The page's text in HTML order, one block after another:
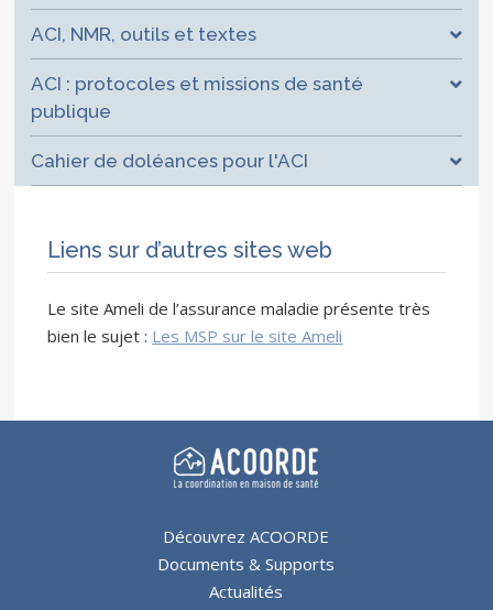
ACI, NMR, outils et textes
ACI : protocoles et missions de santé
publique
Cahier de doléances pour l'ACI
Liens sur d’autres sites web
Le site Ameli de l’assurance maladie présente très
bien le sujet : Les MSP sur le site Ameli
Découvrez ACOORDE
Documents & Supports
Actualités